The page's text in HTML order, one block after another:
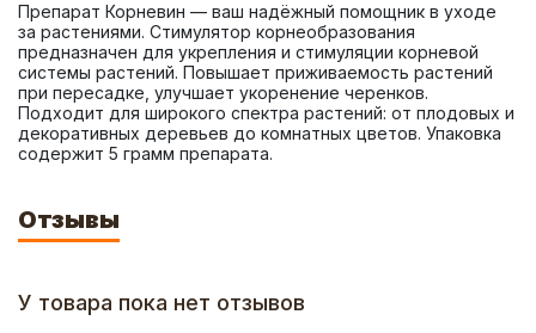
Препарат Корневин — ваш надёжный помощник в уходе
за растениями. Стимулятор корнеобразования
предназначен для укрепления и стимуляции корневой
системы растений. Повышает приживаемость растений
при пересадке, улучшает укоренение черенков.
Подходит для широкого спектра растений: от плодовых и
декоративных деревьев до комнатных цветов. Упаковка
содержит 5 грамм препарата.
Отзывы
У товара пока нет отзывов